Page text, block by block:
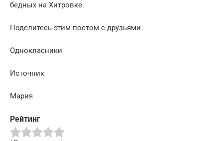
бедных на Хитровке.
Поделитесь этим постом с друзьями
Однокласники
Источник
Мария
Рейтинг